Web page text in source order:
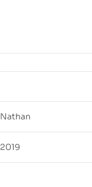
Nathan
2019